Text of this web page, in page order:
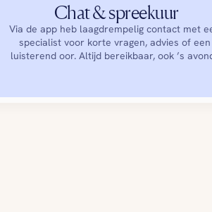
Chat & spreekuur
Via de app heb laagdrempelig contact met
specialist voor korte vragen, advies of een
luisterend oor. Altijd bereikbaar, ook ’s